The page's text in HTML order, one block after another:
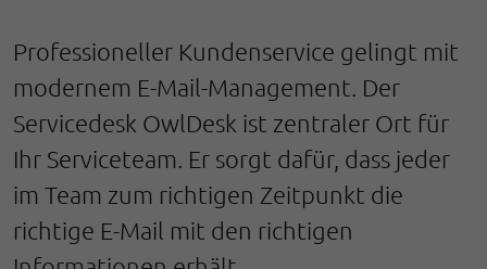
Professioneller Kundenservice gelingt mit
modernem E-Mail-Management. Der
Servicedesk OwlDesk ist zentraler Ort für
Ihr Serviceteam. Er sorgt dafür, dass jeder
im Team zum richtigen Zeitpunkt die
richtige E-Mail mit den richtigen